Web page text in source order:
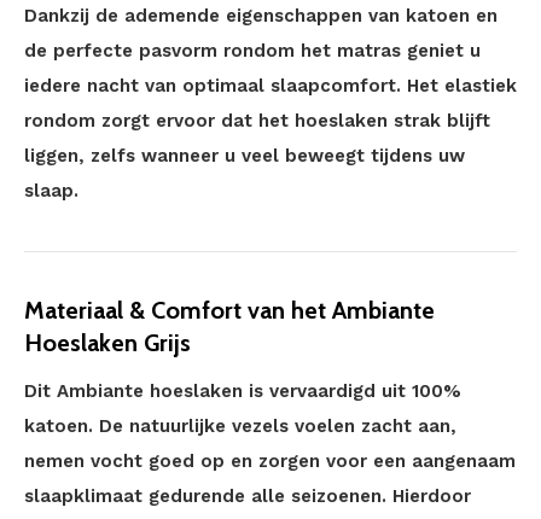
Dankzij de ademende eigenschappen van katoen en
de perfecte pasvorm rondom het matras geniet u
iedere nacht van optimaal slaapcomfort. Het elastiek
rondom zorgt ervoor dat het hoeslaken strak blijft
liggen, zelfs wanneer u veel beweegt tijdens uw
slaap.
Materiaal & Comfort van het Ambiante
Hoeslaken Grijs
Dit Ambiante hoeslaken is vervaardigd uit 100%
katoen. De natuurlijke vezels voelen zacht aan,
nemen vocht goed op en zorgen voor een aangenaam
slaapklimaat gedurende alle seizoenen. Hierdoor